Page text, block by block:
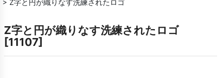
> Z字と円が織りなす洗練されたロゴ
Z字と円が織りなす洗練されたロゴ
[11107]